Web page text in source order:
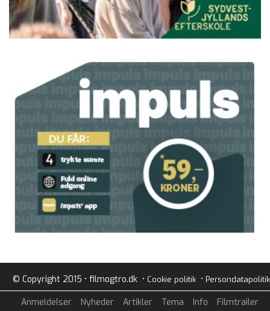
© Copyright 2015 • filmogtro.dk • Cookie politik• Persondatapolitik
Anmeldelser Nyheder Artikler Tema Info Filmtrailer